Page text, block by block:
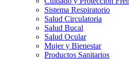
Sistema Respiratorio
Salud Circulatoria
Salud Bucal
Salud Ocular
Mujer y Bienestar
Productos Sanitarios